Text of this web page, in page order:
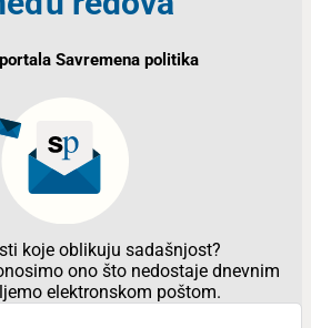
Savremena politika
koje oblikuju sadašnjost?
ono što nedostaje dnevnim
elektronskom poštom.